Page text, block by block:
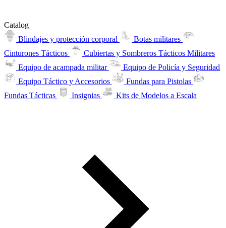
Catalog
Blindajes y protección corporal
Botas militares
Cinturones Tácticos
Cubiertas y Sombreros Tácticos Militares
Equipo de acampada militar
Equipo de Policía y Seguridad
Equipo Táctico y Accesorios
Fundas para Pistolas
Fundas Tácticas
Insignias Kits de Modelos a Escala